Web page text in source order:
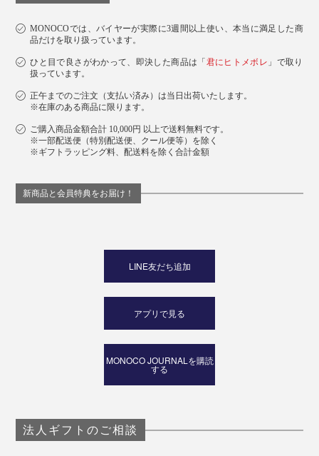
MONOCOでは、バイヤーが実際に3週間以上使い、本当に満足した商
品だけを取り扱っています。
ひと目で良さがわかって、即決した商品は「 君にヒトメボレ 」で取り
扱っています。
正午までのご注文（支払い済み）は当日出荷いたします。
※在庫のある商品に限ります。
ご購入商品金額合計 10,000円 以上で送料無料です。
※一部配送便（特別配送便、クール便等）を除く
※ギフトラッピング料、配送料を除く合計金額
新商品と会員特典をお届け！
LINE友だち追加
アプリで見る
MONOCO JOURNALを購読
する
法人ギフトのご相談